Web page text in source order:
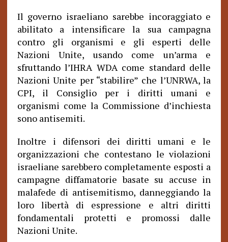
Il governo israeliano sarebbe incoraggiato e
abilitato a intensificare la sua campagna
contro gli organismi e gli esperti delle
Nazioni Unite, usando come un’arma e
sfruttando l’IHRA WDA come standard delle
Nazioni Unite per “stabilire” che l’UNRWA, la
CPI, il Consiglio per i diritti umani e
organismi come la Commissione d’inchiesta
sono antisemiti.
Inoltre i difensori dei diritti umani e le
organizzazioni che contestano le violazioni
israeliane sarebbero completamente esposti a
campagne diffamatorie basate su accuse in
malafede di antisemitismo, danneggiando la
loro libertà di espressione e altri diritti
fondamentali protetti e promossi dalle
Nazioni Unite.